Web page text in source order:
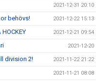
2021-12-31 20:10
behövs! 2021-12-22 15:13
2021-12-21 09:54
2021-12-20
division 2! 2021-11-22 21:22
2021-11-21 08:08